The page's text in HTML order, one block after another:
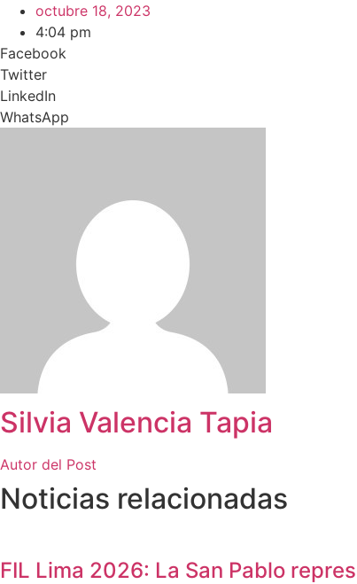
octubre 18, 2023
4:04 pm
Facebook
Twitter
LinkedIn
WhatsApp
Silvia Valencia Tapia
Autor del Post
Noticias relacionadas
FIL Lima 2026: La San Pablo